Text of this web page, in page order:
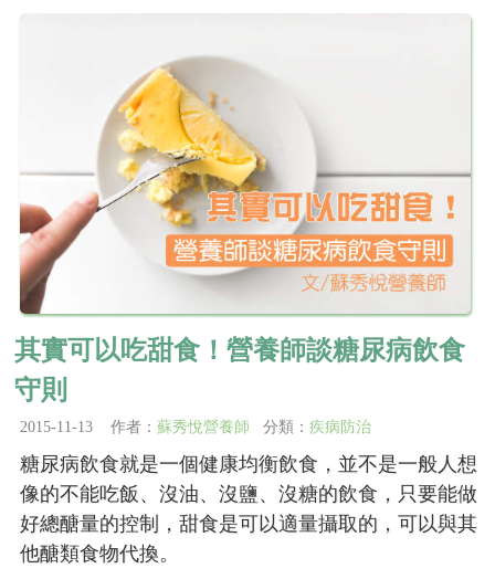
其實可以吃甜食！營養師談糖尿病飲食
守則
2015-11-13 作者： 蘇秀悅營養師 分類： 疾病防治
糖尿病飲食就是一個健康均衡飲食，並不是一般人想
像的不能吃飯、沒油、沒鹽、沒糖的飲食，只要能做
好總醣量的控制，甜食是可以適量攝取的，可以與其
他醣類食物代換。